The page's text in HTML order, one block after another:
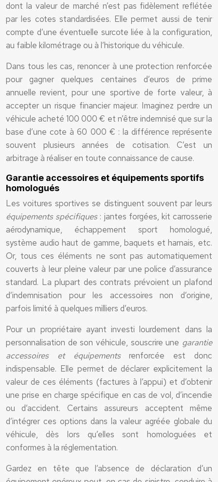
dont la valeur de marché n’est pas fidèlement reflétée
par les cotes standardisées. Elle permet aussi de tenir
compte d’une éventuelle surcote liée à la configuration,
au faible kilométrage ou à l’historique du véhicule.
Dans tous les cas, renoncer à une protection renforcée
pour gagner quelques centaines d’euros de prime
annuelle revient, pour une sportive de forte valeur, à
accepter un risque financier majeur. Imaginez perdre un
véhicule acheté 100 000 € et n’être indemnisé que sur la
base d’une cote à 60 000 € : la différence représente
souvent plusieurs années de cotisation. C’est un
arbitrage à réaliser en toute connaissance de cause.
Garantie accessoires et équipements sportifs
homologués
Les voitures sportives se distinguent souvent par leurs
équipements spécifiques: jantes forgées, kit carrosserie
aérodynamique, échappement sport homologué,
système audio haut de gamme, baquets et harnais, etc.
Or, tous ces éléments ne sont pas automatiquement
couverts à leur pleine valeur par une police d’assurance
standard. La plupart des contrats prévoient un plafond
d’indemnisation pour les accessoires non d’origine,
parfois limité à quelques milliers d’euros.
Pour un propriétaire ayant investi lourdement dans la
personnalisation de son véhicule, souscrire une garantie
accessoires et équipementsrenforcée est donc
indispensable. Elle permet de déclarer explicitement la
valeur de ces éléments (factures à l’appui) et d’obtenir
une prise en charge spécifique en cas de vol, d’incendie
ou d’accident. Certains assureurs acceptent même
d’intégrer ces options dans la valeur agréée globale du
véhicule, dès lors qu’elles sont homologuées et
conformes à la réglementation.
Gardez en tête que l’absence de déclaration d’un